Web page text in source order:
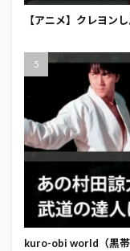
【アニメ】クレヨン
kuro-obi world（黒帯